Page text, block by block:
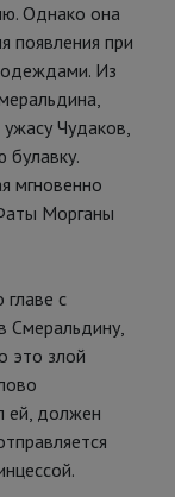
Однако она
появления при
Из
Чудаков,
булавку.
мгновенно
Морганы
с
Смеральдину,
это злой
ей, должен